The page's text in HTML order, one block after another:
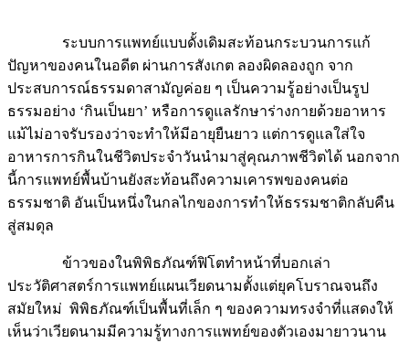
ระบบการแพทย์แบบดั้งเดิมสะท้อนกระบวนการแก้
ปัญหาของคนในอดีต ผ่านการสังเกต ลองผิดลองถูก จาก
ประสบการณ์ธรรมดาสามัญค่อย ๆ เป็นความรู้อย่างเป็นรูป
ธรรมอย่าง ‘กินเป็นยา’ หรือการดูแลรักษาร่างกายด้วยอาหาร
แม้ไม่อาจรับรองว่าจะทำให้มีอายุยืนยาว แต่การดูแลใส่ใจ
อาหารการกินในชีวิตประจำวันนำมาสู่คุณภาพชีวิตได้ นอกจาก
นี้การแพทย์พื้นบ้านยังสะท้อนถึงความเคารพของคนต่อ
ธรรมชาติ อันเป็นหนึ่งในกลไกของการทำให้ธรรมชาติกลับคืน
สู่สมดุล
ข้าวของในพิพิธภัณฑ์ฟิโตทำหน้าที่บอกเล่า
ประวัติศาสตร์การแพทย์แผนเวียดนามตั้งแต่ยุคโบราณจนถึง
สมัยใหม่ พิพิธภัณฑ์เป็นพื้นที่เล็ก ๆ ของความทรงจำที่แสดงให้
เห็นว่าเวียดนามมีความรู้ทางการแพทย์ของตัวเองมายาวนาน